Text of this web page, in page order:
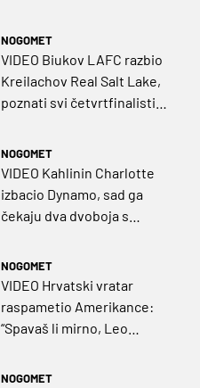
NOGOMET
VIDEO Biukov LAFC razbio
Kreilachov Real Salt Lake,
poznati svi četvrtfinalisti
NOGOMET
VIDEO Kahlinin Charlotte
izbacio Dynamo, sad ga
čekaju dva dvoboja s
NOGOMET
VIDEO Hrvatski vratar
raspametio Amerikance:
“Spavaš li mirno, Leo
NOGOMET